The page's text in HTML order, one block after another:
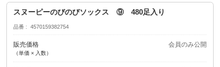
スヌーピーのびのびソックス ⑨ 480足入り
品番 4570159382754
販売価格
（単価 × 入数）
会員のみ公開